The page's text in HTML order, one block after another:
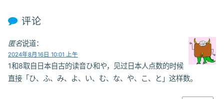
评论
匿名说道：
2024年8月16日 10:01 上午
1和8取自日本自古的读音ひ和や，见过日本人点数的时候
直接「ひ、ふ、み、よ、い、む、な、や、こ、と」这样数。